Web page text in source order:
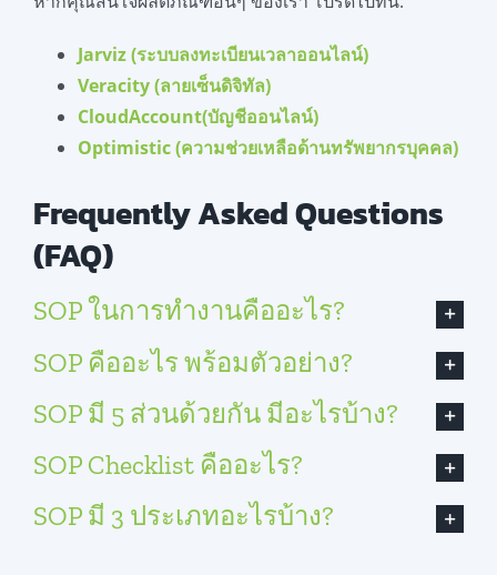
Jarviz (ระบบลงทะเบียนเวลาออนไลน์)
Veracity (ลายเซ็นดิจิทัล)
CloudAccount(บัญชีออนไลน์)
Optimistic (ความช่วยเหลือด้านทรัพยากรบุคคล)
Frequently Asked Questions
(FAQ)
SOP ในการทำงานคืออะไร?
SOP คืออะไร พร้อมตัวอย่าง?
SOP มี 5 ส่วนด้วยกัน มีอะไรบ้าง?
SOP Checklist คืออะไร?
SOP มี 3 ประเภทอะไรบ้าง?